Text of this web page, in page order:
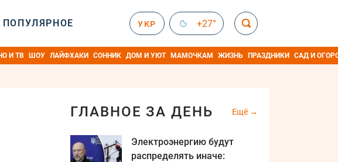
ПОПУЛЯРНОЕ УКР +27°
И ТВ ШОУ ЛАЙФХАКИ СОННИК ДОМ И УЮТ МАМОЧКАМ ЖИЗНЬ ПРАЗДНИКИ САД И
ГЛАВНОЕ ЗА ДЕНЬ Ещё
Электроэнергию будут
распределять иначе: